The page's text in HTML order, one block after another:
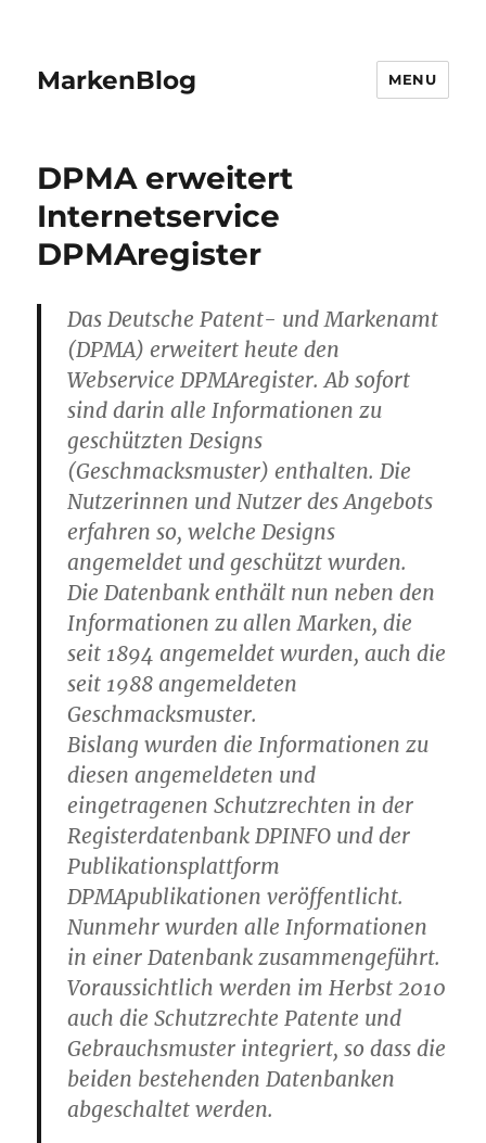
MarkenBlog MENU
DPMA erweitert
Internetservice
DPMAregister
Das Deutsche Patent- und Markenamt
(DPMA) erweitert heute den
Webservice DPMAregister. Ab sofort
sind darin alle Informationen zu
geschützten Designs
(Geschmacksmuster) enthalten. Die
Nutzerinnen und Nutzer des Angebots
erfahren so, welche Designs
angemeldet und geschützt wurden.
Die Datenbank enthält nun neben den
Informationen zu allen Marken, die
seit 1894 angemeldet wurden, auch die
seit 1988 angemeldeten
Geschmacksmuster.
Bislang wurden die Informationen zu
diesen angemeldeten und
eingetragenen Schutzrechten in der
Registerdatenbank DPINFO und der
Publikationsplattform
DPMApublikationen veröffentlicht.
Nunmehr wurden alle Informationen
in einer Datenbank zusammengeführt.
Voraussichtlich werden im Herbst 2010
auch die Schutzrechte Patente und
Gebrauchsmuster integriert, so dass die
beiden bestehenden Datenbanken
abgeschaltet werden.